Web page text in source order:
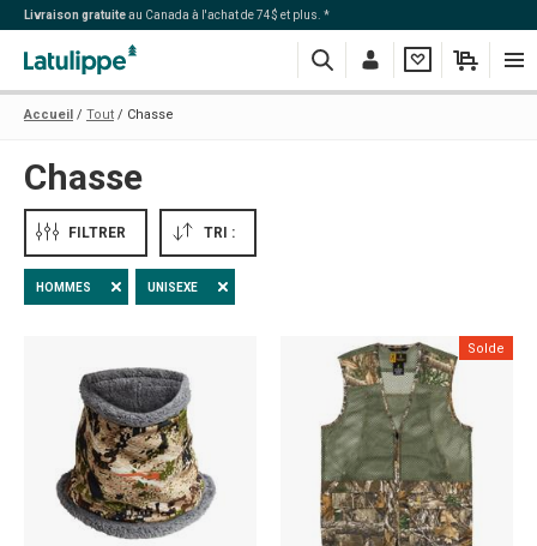
Livraison gratuiteau Canada à l'achat de 74$ et plus. *
Recherche
Me Ma Mon
Accueil Tout Chasse
Chasse
FILTRER TRI :
HOMMES UNISEXE
Solde